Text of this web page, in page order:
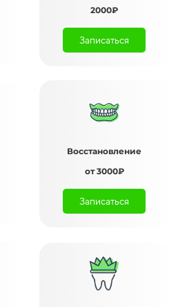
2000₽
Записаться
Восстановление
от 3000₽
Записаться